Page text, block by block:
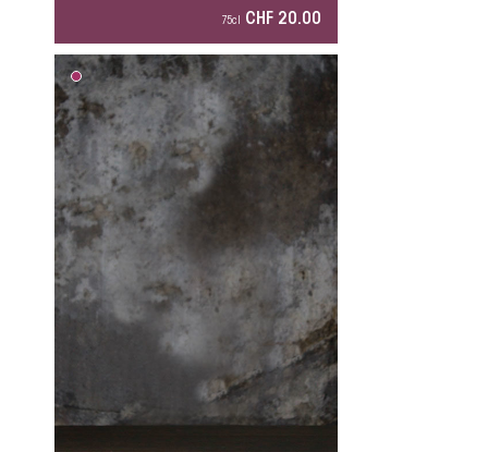
75cl CHF 20.00